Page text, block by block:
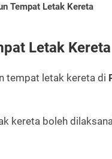
Tempat Letak Kereta
Letak Kereta
tempat letak kereta di
kereta boleh